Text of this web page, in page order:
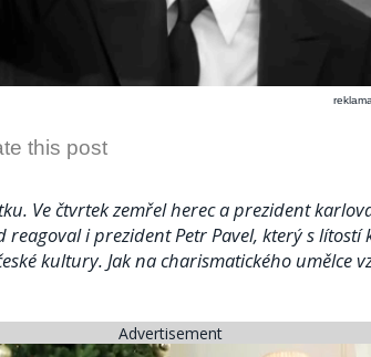
reklama
this post
Ve čtvrtek zemřel herec a prezident
reagoval i prezident Petr Pavel, který s lítostí
kultury. Jak na charismatického umělce
Advertisement